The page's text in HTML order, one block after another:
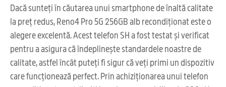
Dacă sunteți în căutarea unui smartphone de înaltă calitate
la preț redus, Reno4 Pro 5G 256GB alb recondiționat este o
alegere excelentă. Acest telefon SH a fost testat și verificat
pentru a asigura că îndeplinește standardele noastre de
calitate, astfel încât puteți fi sigur că veți primi un dispozitiv
care funcționează perfect. Prin achiziționarea unui telefon